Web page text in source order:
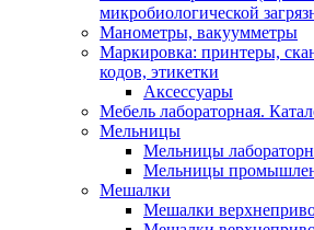
микробиологической
Манометры, вакуумметры
Маркировка: принтеры,
кодов, этикетки
Аксессуары
Мебель лабораторная.
Мельницы
Мельницы
Мельницы
Мешалки
Мешалки